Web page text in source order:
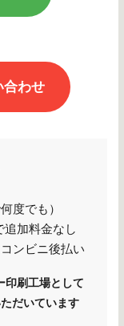
合わせ
度でも）
加料金なし
ンビニ後払い
印刷工場として
だいています